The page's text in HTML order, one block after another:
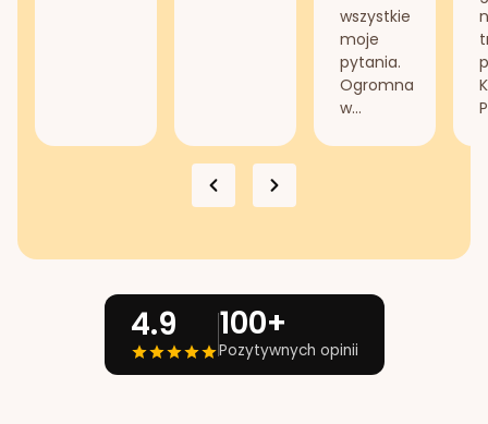
wszystkie
moje
pytania.
Ogromna
w...
4.9 100+
Pozytywnych opinii